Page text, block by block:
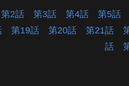
第2話 第3話 第4話 第5話
第19話 第20話 第21話
話